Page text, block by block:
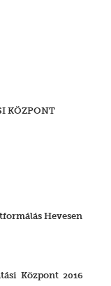
KÖZPONT
Hevesen
Központ 2016